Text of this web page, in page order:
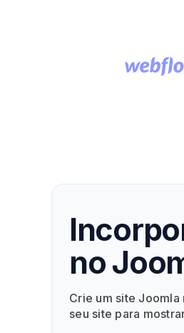
no
Crie um site
seu site para